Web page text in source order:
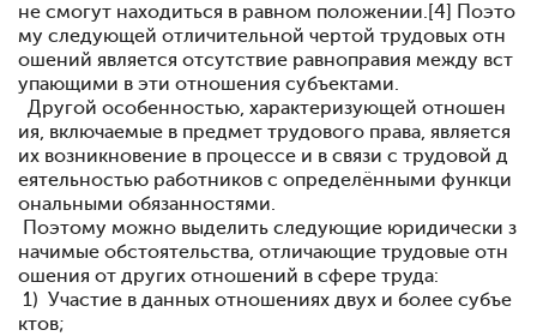
не смогут находиться в равном положении.[4] Поэто
му следующей отличительной чертой трудовых отн
ошений является отсутствие равноправия между вст
упающими в эти отношения субъектами.
Другой особенностью, характеризующей отношен
ия, включаемые в предмет трудового права, является
их возникновение в процессе и в связи с трудовой д
еятельностью работников с определёнными функци
ональными обязанностями.
Поэтому можно выделить следующие юридически з
начимые обстоятельства, отличающие трудовые отн
ошения от других отношений в сфере труда:
1) Участие в данных отношениях двух и более субъе
ктов;